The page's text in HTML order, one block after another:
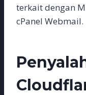
terkait dengan
cPanel Webmail.